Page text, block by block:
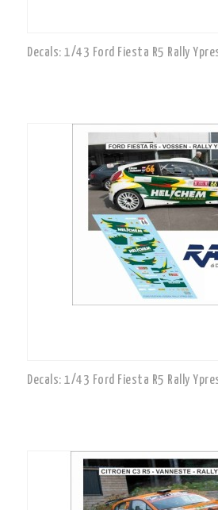
Decals: 1/43 Ford Fiesta R5 Rally
Decals: 1/43 Ford Fiesta R5 Rally